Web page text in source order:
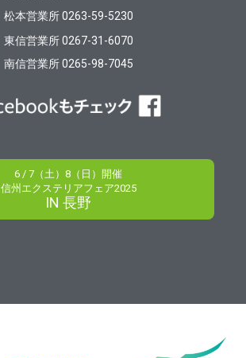
松本営業所 0263-59-5230
東信営業所 0267-31-6070
南信営業所 0265-98-7045
6 / 7（土）8（日）開催
信州エクステリアフェア2025
IN 長野